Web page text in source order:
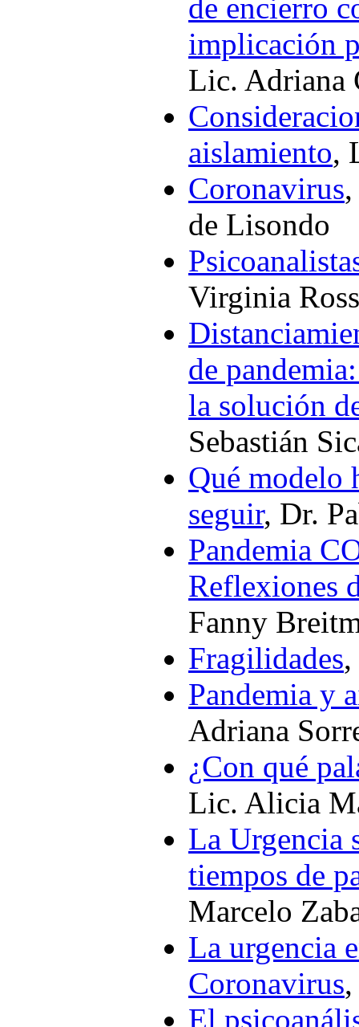
de encierro
implicación
Lic. Adriana
aislamiento,
Coronavirus
de Lisondo
Virginia
de
la solución
Sebastián
Qué modelo
seguir, Dr.
Pandemia
Reflexiones
Fanny
Fragilidades
Pandemia y
Adriana
¿Con qué
Lic. Alicia
La Urgencia
tiempos de
Marcelo
La urgencia
Coronavirus
El